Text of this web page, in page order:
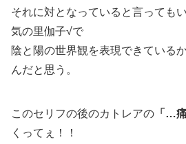
それに対となっていると言っても
気の里伽子√で
陰と陽の世界観を表現できている
んだと思う。
このセリフの後のカトレアの 「…
くってぇ！！